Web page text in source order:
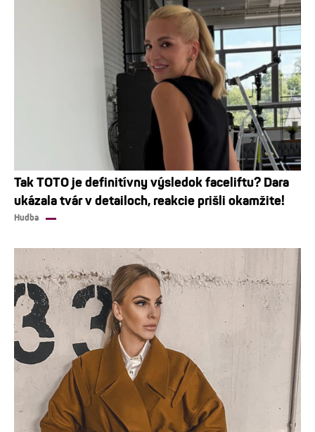
Tak TOTO je definitívny výsledok faceliftu? Dara
ukázala tvár v detailoch, reakcie prišli okamžite!
Hudba